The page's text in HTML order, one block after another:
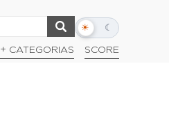
☀ ☾
Alternar
escuro
+ CATEGORIAS SCORE